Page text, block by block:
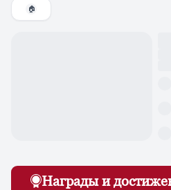
🏠
Награды и